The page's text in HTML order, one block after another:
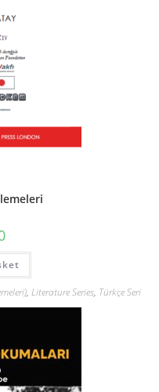
, Literature Series, Türkçe Seri